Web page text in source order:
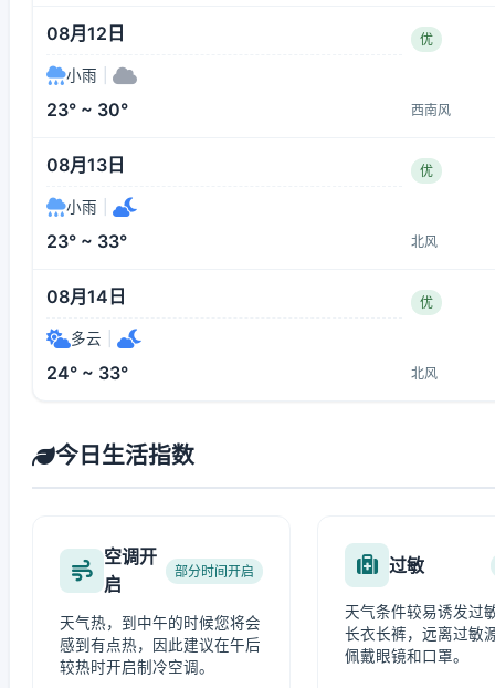
08月12日 优
小雨
23° ~ 30° 西南风
08月13日 优
小雨
23° ~ 33° 北风
08月14日 优
多云
24° ~ 33° 北风
今日生活指数
空调开
启
部分时间开启
天气热，到中午的时候您将会
感到有点热，因此建议在午后
较热时开启制冷空调。
过敏
天气条件较易诱发过
长衣长裤，远离过敏
佩戴眼镜和口罩。